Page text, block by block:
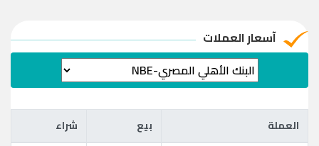
آسعار العملات
العملة بيع شراء العملة بيع
شراء